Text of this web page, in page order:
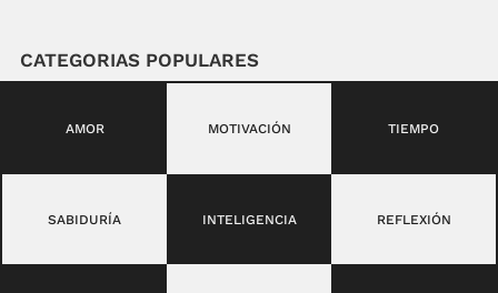
CATEGORIAS POPULARES
AMOR MOTIVACIÓN TIEMPO
SABIDURÍA INTELIGENCIA REFLEXIÓN